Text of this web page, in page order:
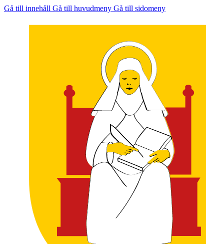
Gå till innehåll Gå till huvudmeny Gå till sidomeny